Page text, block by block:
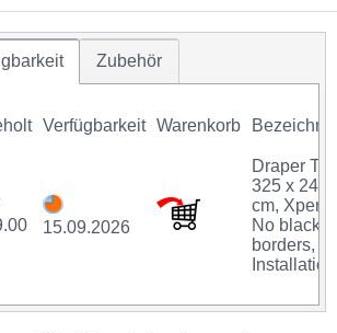
Zubehör
Verfügbarkeit Warenkorb
15.09.2026
Draper
325 x 244
cm, Xpert,
No black
borders,
Installation